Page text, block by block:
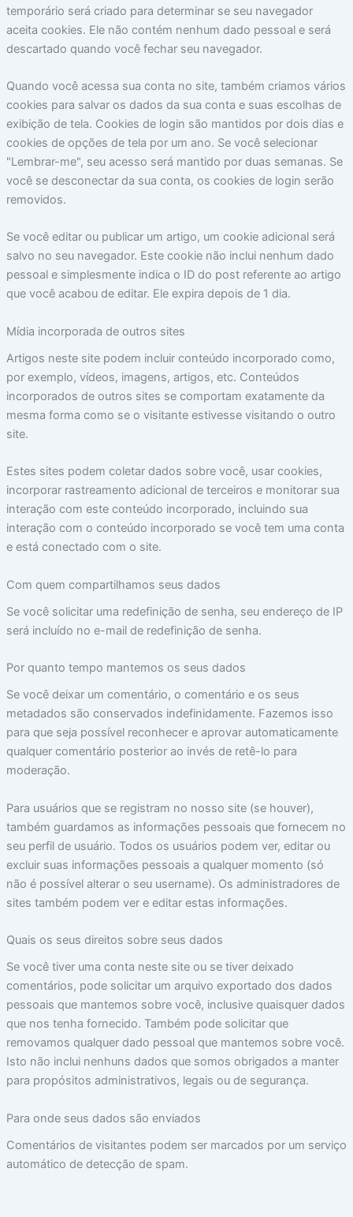
temporário será criado para determinar se seu navegador
aceita cookies. Ele não contém nenhum dado pessoal e será
descartado quando você fechar seu navegador.
Quando você acessa sua conta no site, também criamos vários
cookies para salvar os dados da sua conta e suas escolhas de
exibição de tela. Cookies de login são mantidos por dois dias e
cookies de opções de tela por um ano. Se você selecionar
"Lembrar-me", seu acesso será mantido por duas semanas. Se
você se desconectar da sua conta, os cookies de login serão
removidos.
Se você editar ou publicar um artigo, um cookie adicional será
salvo no seu navegador. Este cookie não inclui nenhum dado
pessoal e simplesmente indica o ID do post referente ao artigo
que você acabou de editar. Ele expira depois de 1 dia.
Mídia incorporada de outros sites
Artigos neste site podem incluir conteúdo incorporado como,
por exemplo, vídeos, imagens, artigos, etc. Conteúdos
incorporados de outros sites se comportam exatamente da
mesma forma como se o visitante estivesse visitando o outro
site.
Estes sites podem coletar dados sobre você, usar cookies,
incorporar rastreamento adicional de terceiros e monitorar sua
interação com este conteúdo incorporado, incluindo sua
interação com o conteúdo incorporado se você tem uma conta
e está conectado com o site.
Com quem compartilhamos seus dados
Se você solicitar uma redefinição de senha, seu endereço de IP
será incluído no e-mail de redefinição de senha.
Por quanto tempo mantemos os seus dados
Se você deixar um comentário, o comentário e os seus
metadados são conservados indefinidamente. Fazemos isso
para que seja possível reconhecer e aprovar automaticamente
qualquer comentário posterior ao invés de retê-lo para
moderação.
Para usuários que se registram no nosso site (se houver),
também guardamos as informações pessoais que fornecem no
seu perfil de usuário. Todos os usuários podem ver, editar ou
excluir suas informações pessoais a qualquer momento (só
não é possível alterar o seu username). Os administradores de
sites também podem ver e editar estas informações.
Quais os seus direitos sobre seus dados
Se você tiver uma conta neste site ou se tiver deixado
comentários, pode solicitar um arquivo exportado dos dados
pessoais que mantemos sobre você, inclusive quaisquer dados
que nos tenha fornecido. Também pode solicitar que
removamos qualquer dado pessoal que mantemos sobre você.
Isto não inclui nenhuns dados que somos obrigados a manter
para propósitos administrativos, legais ou de segurança.
Para onde seus dados são enviados
Comentários de visitantes podem ser marcados por um serviço
automático de detecção de spam.